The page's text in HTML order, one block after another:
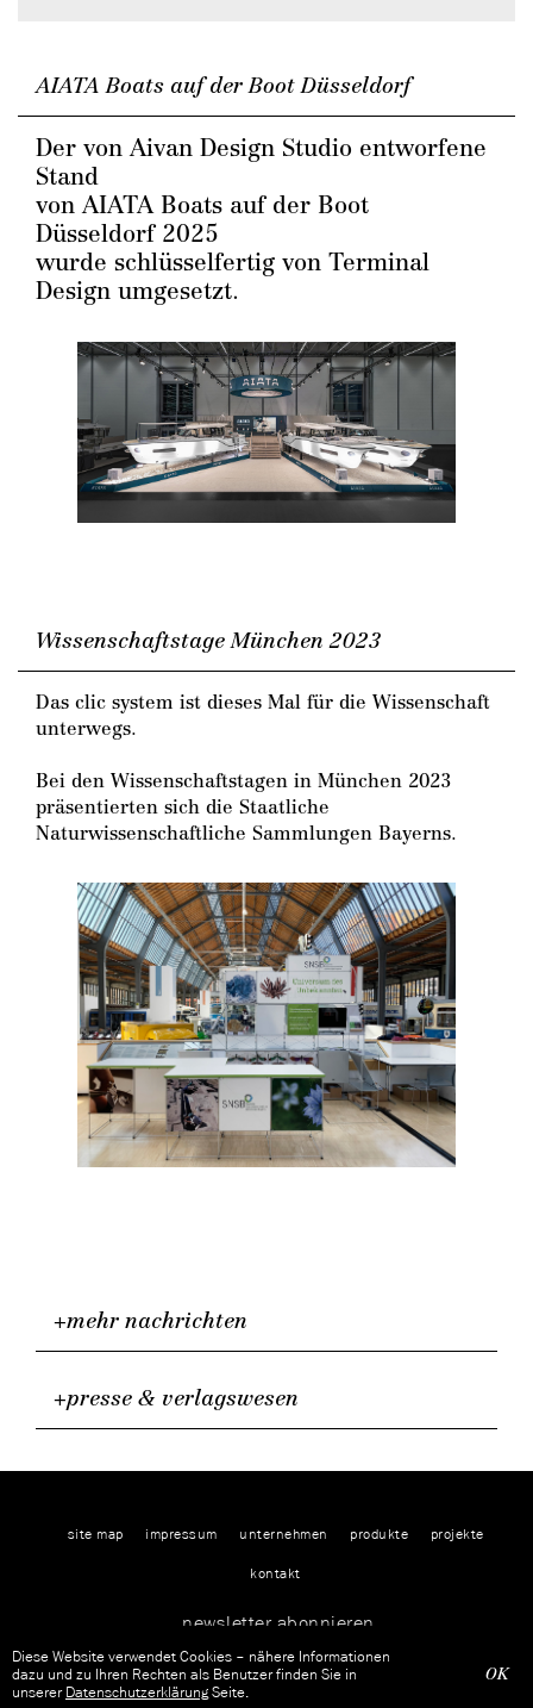
Diese Website verwendet Cookies – nähere Informationen
dazu und zu Ihren Rechten als Benutzer finden Sie in
unserer Datenschutzerklärung Seite.
OK
AIATA Boats auf der Boot Düsseldorf
Der von Aivan Design Studio entworfene
Stand
von AIATA Boats auf der Boot
Düsseldorf 2025
wurde schlüsselfertig von Terminal
Design umgesetzt.
Wissenschaftstage München 2023
Das clic system ist dieses Mal für die Wissenschaft
unterwegs.
Bei den Wissenschaftstagen in München 2023
präsentierten sich die Staatliche
Naturwissenschaftliche Sammlungen Bayerns.
+mehr nachrichten
+presse & verlagswesen
site map impressum unternehmen produkte projekte
kontakt
newsletter abonnieren